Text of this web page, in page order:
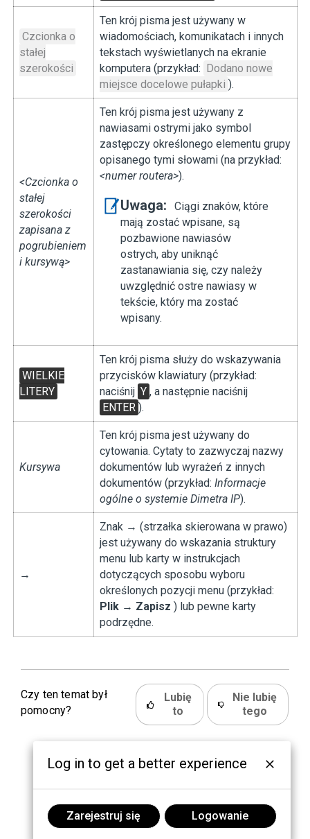
Czcionka o
stałej
szerokości
Ten krój pisma jest używany w
wiadomościach, komunikatach i innych
tekstach wyświetlanych na ekranie
komputera (przykład: Dodano nowe
miejsce docelowe pułapki ).
<Czcionka o
stałej
szerokości
zapisana z
pogrubieniem
i kursywą>
Ten krój pisma jest używany z
nawiasami ostrymi jako symbol
zastępczy określonego elementu grupy
opisanego tymi słowami (na przykład:
<numer routera>).
Uwaga:
Ciągi znaków, które
mają zostać wpisane, są
pozbawione nawiasów
ostrych, aby uniknąć
zastanawiania się, czy należy
uwzględnić ostre nawiasy w
tekście, który ma zostać
wpisany.
WIELKIE
LITERY
Ten krój pisma służy do wskazywania
przycisków klawiatury (przykład:
naciśnij Y , a następnie naciśnij
ENTER ).
Kursywa
Ten krój pisma jest używany do
cytowania. Cytaty to zazwyczaj nazwy
dokumentów lub wyrażeń z innych
dokumentów (przykład: Informacje
ogólne o systemie Dimetra IP).
→
Znak → (strzałka skierowana w prawo)
jest używany do wskazania struktury
menu lub karty w instrukcjach
dotyczących sposobu wyboru
określonych pozycji menu (przykład:
Plik→ Zapisz ) lub pewne karty
podrzędne.
Czy ten temat był
pomocny?
Lubię
to
Nie lubię
tego
Log in to get a better experience
Zarejestruj się Logowanie